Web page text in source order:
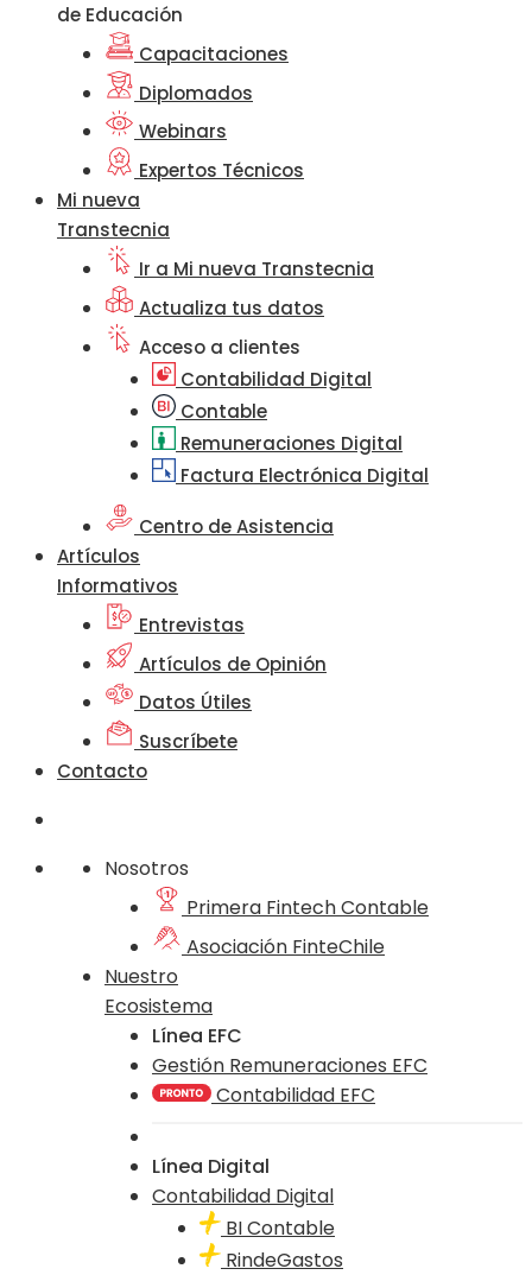
de Educación
Capacitaciones
Diplomados
Webinars
Expertos Técnicos
Mi nueva
Transtecnia
Ir a Mi nueva Transtecnia
Actualiza tus datos
Acceso a clientes
Contabilidad Digital
Contable
Remuneraciones Digital
Factura Electrónica Digital
Centro de Asistencia
Artículos
Informativos
Entrevistas
Artículos de Opinión
Datos Útiles
Suscríbete
Contacto
Nosotros
Primera Fintech Contable
Asociación FinteChile
Nuestro
Ecosistema
Línea EFC
Gestión Remuneraciones EFC
Contabilidad EFC
Línea Digital
Contabilidad Digital
BI Contable
RindeGastos